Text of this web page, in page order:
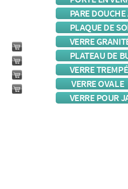
PARE
PLAQUE DE
VERRE
PLATEAU DE
VERRE
VERRE OVALE
VERRE POUR